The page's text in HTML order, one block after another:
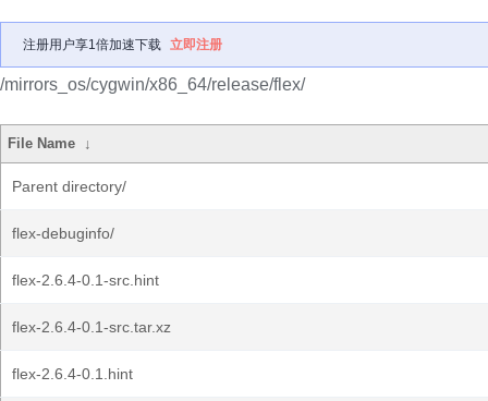
注册用户享1倍加速下载 立即注册
/mirrors_os/cygwin/x86_64/release/flex/
File Name ↓
Parent directory/
flex-debuginfo/
flex-2.6.4-0.1-src.hint
flex-2.6.4-0.1-src.tar.xz
flex-2.6.4-0.1.hint